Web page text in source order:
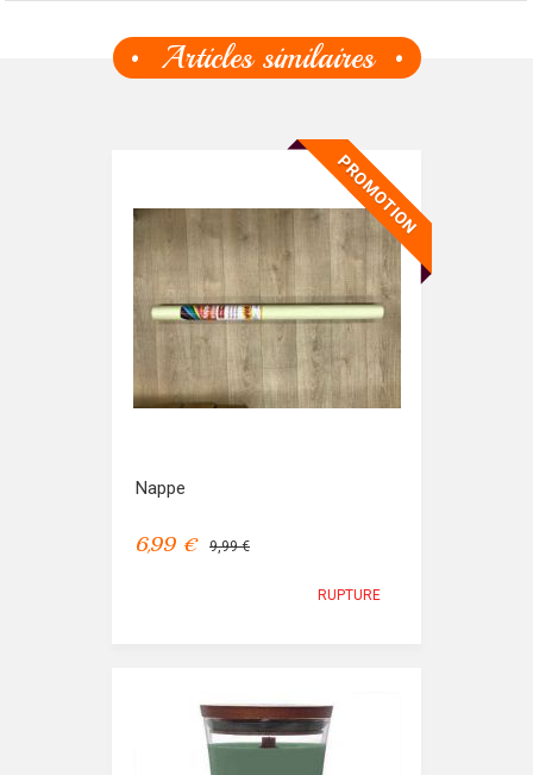
Articles similaires
PROMOTION
Nappe
6,99 € 9,99 €
RUPTURE